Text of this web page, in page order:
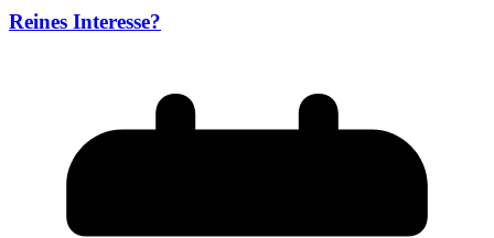
Reines Interesse?